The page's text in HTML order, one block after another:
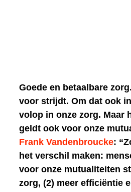
Goede en betaalbare
voor strijdt. Om dat ook
volop in onze zorg. Maar
geldt ook voor onze
Frank Vandenbroucke:
het verschil maken:
voor onze mutualiteiten
zorg, (2) meer efficiëntie